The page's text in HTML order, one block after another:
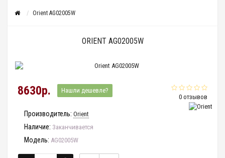
Orient AG02005W
ORIENT AG02005W
0 отзывов
8630р. Нашли дешевле?
Производитель: Orient
Наличие: Заканчивается
Модель: AG02005W